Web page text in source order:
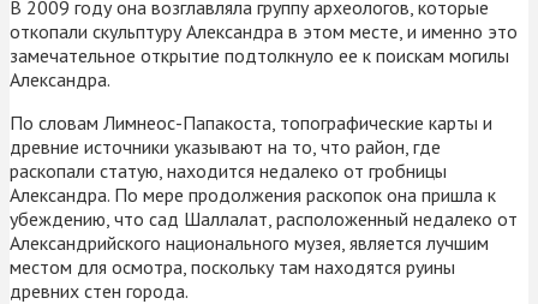
В 2009 году она возглавляла группу археологов, которые
откопали скульптуру Александра в этом месте, и именно это
замечательное открытие подтолкнуло ее к поискам могилы
Александра.
По словам Лимнеос-Папакоста, топографические карты и
древние источники указывают на то, что район, где
раскопали статую, находится недалеко от гробницы
Александра. По мере продолжения раскопок она пришла к
убеждению, что сад Шаллалат, расположенный недалеко от
Александрийского национального музея, является лучшим
местом для осмотра, поскольку там находятся руины
древних стен города.